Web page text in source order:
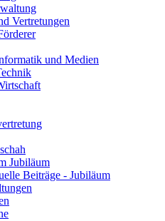
Vertretungen
und Medien
Jubiläum
Beiträge - Jubiläum